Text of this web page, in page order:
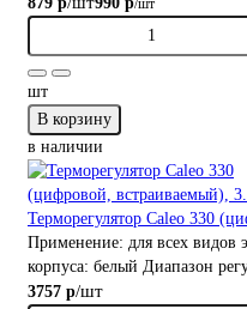
/шт
шт
В корзину
в наличии
Терморегулятор Caleo 330
Применение: для всех видов
корпуса: белый Диапазон
3757 р/шт